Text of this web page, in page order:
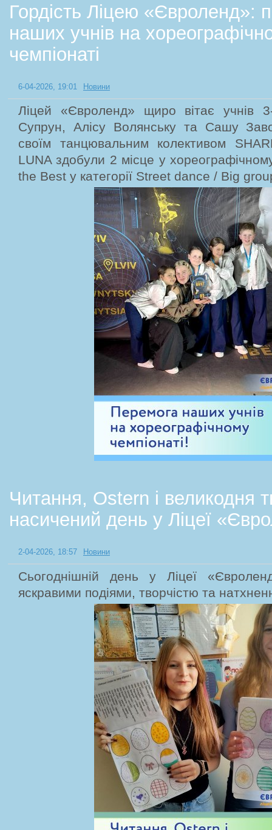
Гордість Ліцею «Євроленд»:
наших учнів на
чемпіонаті
6-04-2026, 19:01 Новини
Ліцей «Євроленд» щиро вітає учнів
Супрун, Алісу Волянську та Сашу
своїм танцювальним колективом
LUNA здобули 2 місце у
the Best у категорії Street dance / Big
Читання, Ostern і великодня
насичений день у Ліцеї
2-04-2026, 18:57 Новини
Сьогоднішній день у Ліцеї
яскравими подіями, творчістю та